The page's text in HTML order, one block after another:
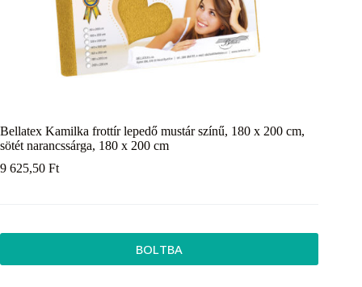
Bellatex Kamilka frottír lepedő mustár színű, 180 x 200 cm,
sötét narancssárga, 180 x 200 cm
9 625,50 Ft
BOLTBA